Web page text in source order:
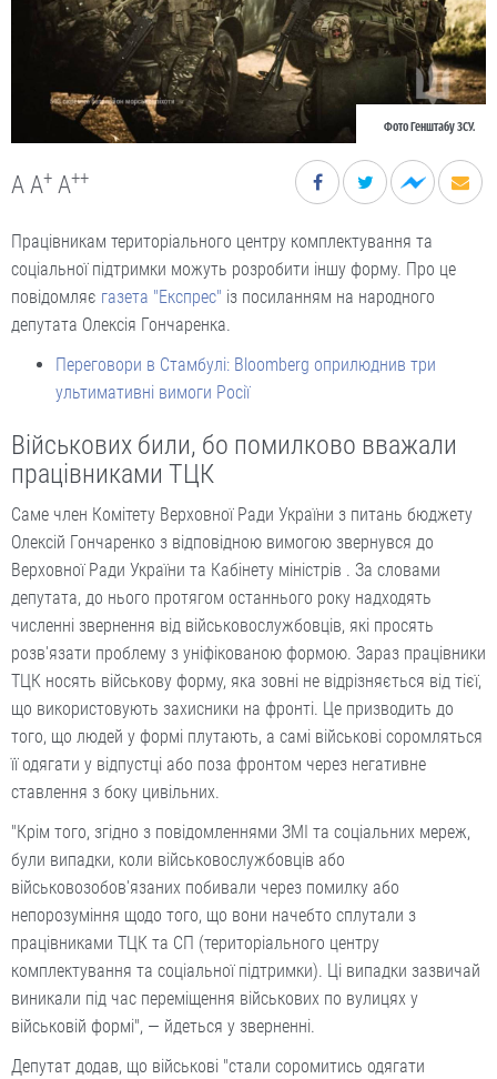
Фото Генштабу ЗСУ.
A A+ A++
Працівникам територіального центру комплектування та
соціальної підтримки можуть розробити іншу форму. Про це
повідомляє газета "Експрес" із посиланням на народного
депутата Олексія Гончаренка.
Переговори в Стамбулі: Bloomberg оприлюднив три
ультимативні вимоги Росії
Військових били, бо помилково вважали
працівниками ТЦК
Саме член Комітету Верховної Ради України з питань бюджету
Олексій Гончаренко з відповідною вимогою звернувся до
Верховної Ради України та Кабінету міністрів . За словами
депутата, до нього протягом останнього року надходять
численні звернення від військовослужбовців, які просять
розв'язати проблему з уніфікованою формою. Зараз працівники
ТЦК носять військову форму, яка зовні не відрізняється від тієї,
що використовують захисники на фронті. Це призводить до
того, що людей у формі плутають, а самі військові соромляться
її одягати у відпустці або поза фронтом через негативне
ставлення з боку цивільних.
"Крім того, згідно з повідомленнями ЗМІ та соціальних мереж,
були випадки, коли військовослужбовців або
військовозобов'язаних побивали через помилку або
непорозуміння щодо того, що вони начебто сплутали з
працівниками ТЦК та СП (територіального центру
комплектування та соціальної підтримки). Ці випадки зазвичай
виникали під час переміщення військових по вулицях у
військовій формі", — йдеться у зверненні.
Депутат додав, що військові "стали соромитись одягати